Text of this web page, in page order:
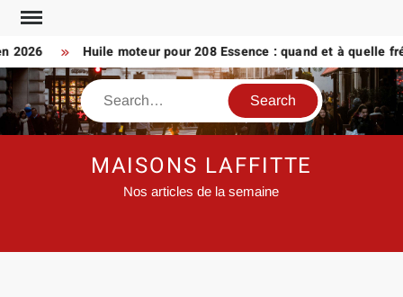
Skip
content
2026 Huile moteur pour 208 Essence : quand et à quelle
Search
MAISONS LAFFITTE
Nos articles de la semaine